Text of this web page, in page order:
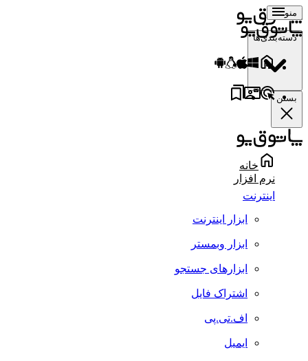
منو
دسته‌بندی‌ها
بستن
خانه
نرم افزار
اینترنت
ابزار اینترنت
ابزار وبمستر
ابزارهای جستجو
اشتراک فایل
اف.تی.پی
ایمیل